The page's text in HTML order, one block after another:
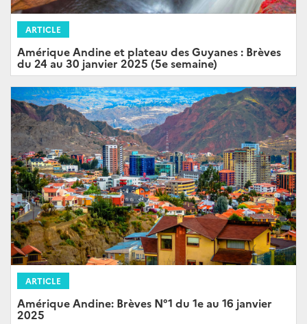
ARTICLE
Amérique Andine et plateau des Guyanes : Brèves
du 24 au 30 janvier 2025 (5e semaine)
ARTICLE
Amérique Andine: Brèves N°1 du 1e au 16 janvier
2025